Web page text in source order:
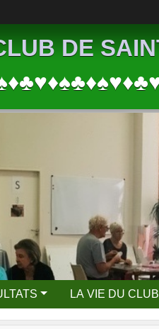
DE
LA VIE DU CLUB